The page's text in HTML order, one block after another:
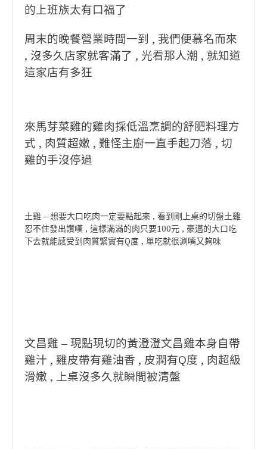
的上班族太有口福了
周末的晚餐營業時間一到 , 我們便慕名而來
, 沒多久店家就客滿了 , 光看那人潮 , 就知道
這家店有多狂
來馬芽菜雞的雞肉採低溫烹調的舒肥料理方
式 , 肉質超嫩 , 難怪主廚一直手起刀落 , 切
雞的手沒停過
土雞 – 想要大口吃肉一定要點起來 , 看到剛上桌的切盤土雞
忍不住發出讚嘆 , 這樣滿滿的肉只要100元 , 豪邁的大口吃
下去就能感受到肉質緊實有Q度 , 單吃就很涮嘴又夠味
文昌雞 – 現點現切的黃澄澄文昌雞本身自帶
雞汁 , 雞皮帶有雞油香 , 皮潤有Q度 , 肉超級
滑嫩 , 上桌沒多久就瞬間被清盤